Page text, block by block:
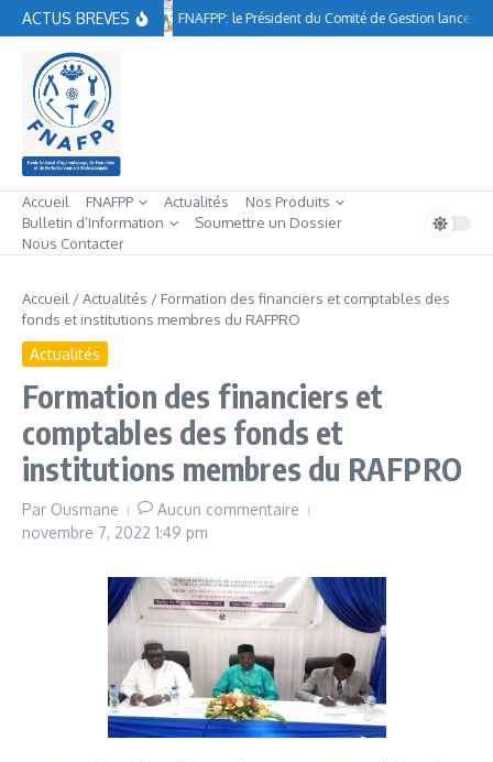
Aller au contenu
ACTUS BREVES FNAFPP: le Président du Comité de Gestion lance
Accueil FNAFPP Actualités
Nos Produits
Bulletin d’Information
Soumettre un Dossier
Nous Contacter
Accueil /Actualités / Formation des financiers et comptables des
fonds et institutions membres du RAFPRO
Actualités
Formation des financiers et
comptables des fonds et
institutions membres du RAFPRO
Par Ousmane
Aucun commentaire
novembre 7, 2022 1:49 pm